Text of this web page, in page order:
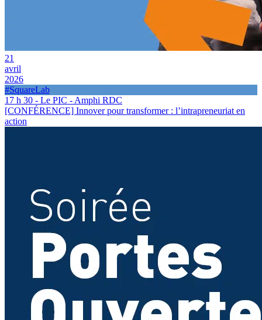
21
avril
2026
#SquareLab
17 h 30 - Le PIC - Amphi RDC
[CONFÉRENCE] Innover pour transformer : l’intrapreneuriat en
action